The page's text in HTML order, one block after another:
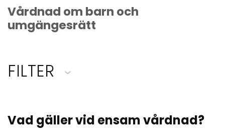
Vårdnad om barn och
umgängesrätt
FILTER
Vad gäller vid ensam vårdnad?